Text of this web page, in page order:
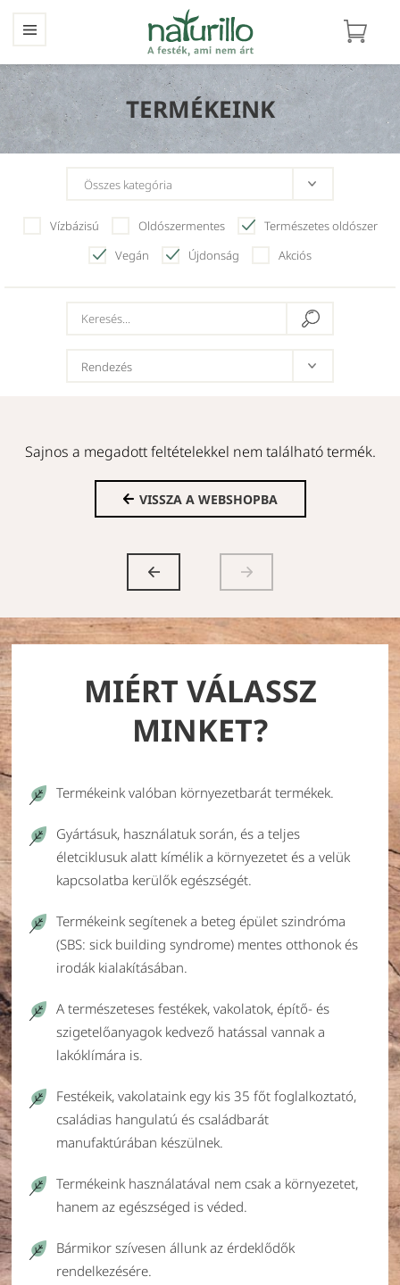
TERMÉKEINK
Vízbázisú Oldószermentes
Természetes oldószer
Vegán
Újdonság Akciós
Sajnos a megadott feltételekkel nem található termék.
VISSZA A WEBSHOPBA
MIÉRT VÁLASSZ
MINKET?
Termékeink valóban környezetbarát termékek.
Gyártásuk, használatuk során, és a teljes
életciklusuk alatt kímélik a környezetet és a velük
kapcsolatba kerülők egészségét.
Termékeink segítenek a beteg épület szindróma
(SBS: sick building syndrome) mentes otthonok és
irodák kialakításában.
A természeteses festékek, vakolatok, építő- és
szigetelőanyagok kedvező hatással vannak a
lakóklímára is.
Festékeik, vakolataink egy kis 35 főt foglalkoztató,
családias hangulatú és családbarát
manufaktúrában készülnek.
Termékeink használatával nem csak a környezetet,
hanem az egészséged is véded.
Bármikor szívesen állunk az érdeklődők
rendelkezésére.